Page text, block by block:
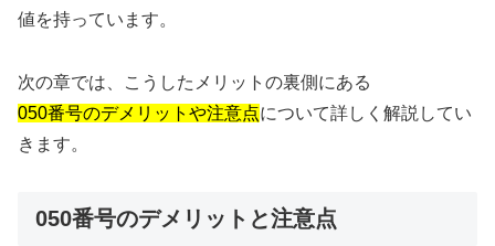
値を持っています。
次の章では、こうしたメリットの裏側にある
050番号のデメリットや注意点について詳しく解説してい
きます。
050番号のデメリットと注意点